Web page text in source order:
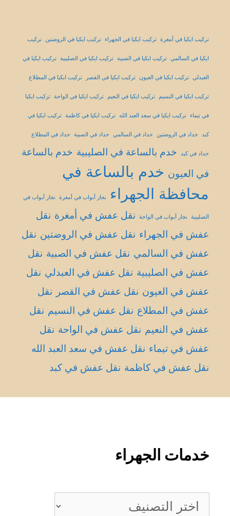
تركيب ايكيا في أمغرة تركيب ايكيا في الجهراء تركيب ايكيا في الروضتين تركيب
ايكيا في السالمي تركيب ايكيا في الصبية تركيب ايكيا في الصليبية تركيب ايكيا في
العبدلي تركيب ايكيا في العيون تركيب ايكيا في القصر تركيب ايكيا في المطلاع
تركيب ايكيا في النسيم تركيب ايكيا في النعيم تركيب ايكيا في الواحة تركيب ايكيا
في تيماء تركيب ايكيا في سعد العبد الله تركيب ايكيا في كاظمة تركيب ايكيا في
كبد حداد في الروضتين حداد في السالمي حداد في الصبية حداد في المطلاع
حداد في كبد خدم بالساعة في الصليبية خدم بالساعة
في العيون خدم بالساعة في
محافظة الجهراء
نجار أبواب في أمغرة نجار أبواب في
الصليبية نجار أبواب في الواحة نقل عفش في أمغرة نقل
عفش في الجهراء نقل عفش في الروضتين نقل
عفش في السالمي نقل عفش في الصبية نقل
عفش في الصليبية نقل عفش في العبدلي نقل
عفش في العيون نقل عفش في القصر
نقل
عفش في المطلاع نقل عفش في النسيم نقل
عفش في النعيم نقل عفش في الواحة نقل
عفش في تيماء نقل عفش في سعد العبد الله
نقل عفش في كاظمة نقل عفش في كبد
خدمات الجهراء
خدمات